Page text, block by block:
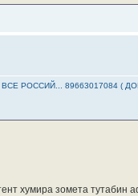
РОССИЙ... 89663017084 (
хумира зомета